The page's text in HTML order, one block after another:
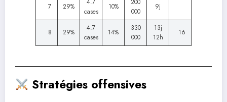
7 29%
4.7
cases
10%
200
000
9j
8 29%
4.7
cases
14%
330
000
13j
12h
16
Stratégies offensives